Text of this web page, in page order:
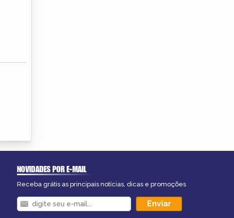
NOVIDADES POR E-MAIL
Receba grátis as principais notícias, dicas e promoções